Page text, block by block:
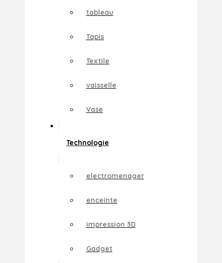
tableau
Tapis
Textile
vaisselle
Vase
Technologie
electromenager
enceinte
impression 3D
Gadget